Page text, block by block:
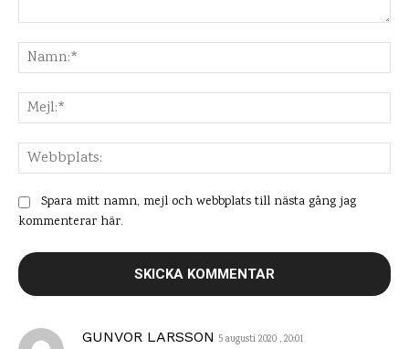
GUNVOR LARSSON 5 augusti 2020 , 20:01
Spara mitt namn, mejl och webbplats till nästa gång jag
kommenterar här.